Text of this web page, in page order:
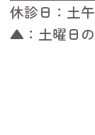
休診日：土
▲：土曜日の